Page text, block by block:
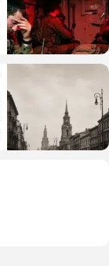
וידאו
דעות